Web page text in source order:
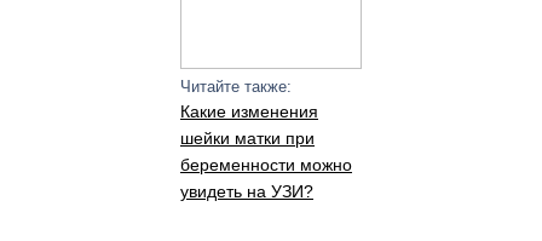
Читайте также:
Какие изменения
шейки матки при
беременности можно
увидеть на УЗИ?